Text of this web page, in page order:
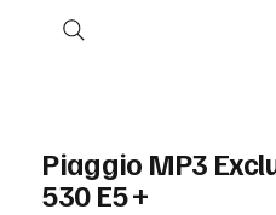
Piaggio MP3
530 E5 +